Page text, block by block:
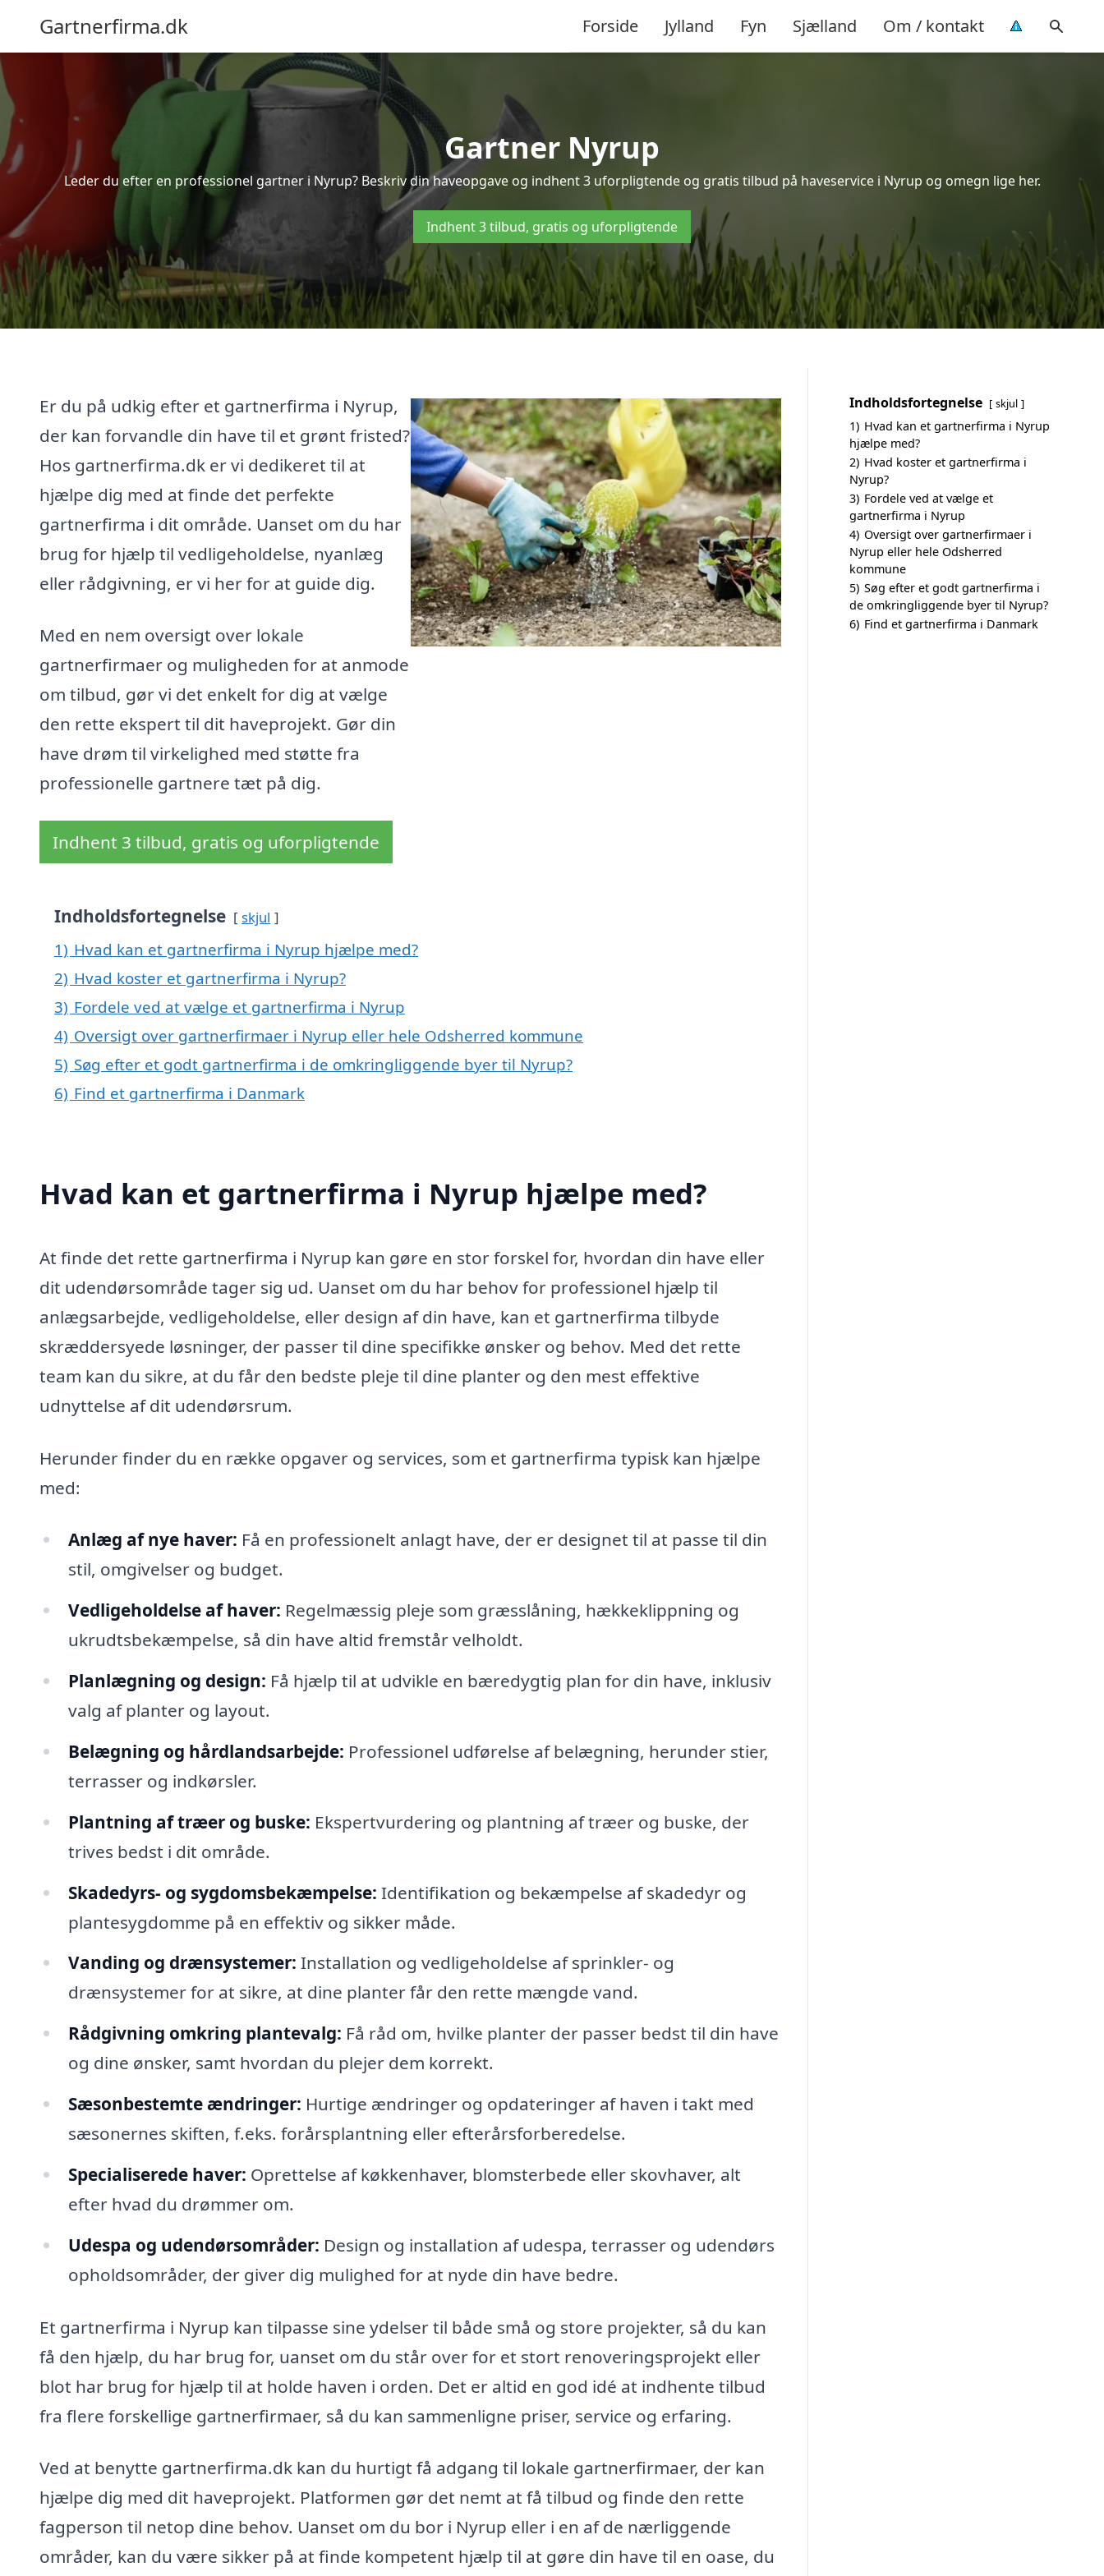
Gartnerfirma.dk Forside Jylland Fyn Sjælland Om / kontakt
Gartner Nyrup
Leder du efter en professionel gartner i Nyrup? Beskriv din haveopgave og indhent 3 uforpligtende og gratis tilbud på haveservice i Nyrup og omegn lige her.
Indhent 3 tilbud, gratis og uforpligtende
Er du på udkig efter et gartnerfirma i Nyrup,
der kan forvandle din have til et grønt fristed?
Hos gartnerfirma.dk er vi dedikeret til at
hjælpe dig med at finde det perfekte
gartnerfirma i dit område. Uanset om du har
brug for hjælp til vedligeholdelse, nyanlæg
eller rådgivning, er vi her for at guide dig.
Med en nem oversigt over lokale
gartnerfirmaer og muligheden for at anmode
om tilbud, gør vi det enkelt for dig at vælge
den rette ekspert til dit haveprojekt. Gør din
have drøm til virkelighed med støtte fra
professionelle gartnere tæt på dig.
Indhent 3 tilbud, gratis og uforpligtende
Indholdsfortegnelse skjul
1) Hvad kan et gartnerfirma i Nyrup hjælpe med?
2) Hvad koster et gartnerfirma i Nyrup?
3) Fordele ved at vælge et gartnerfirma i Nyrup
4) Oversigt over gartnerfirmaer i Nyrup eller hele Odsherred kommune
5) Søg efter et godt gartnerfirma i de omkringliggende byer til Nyrup?
6) Find et gartnerfirma i Danmark
Hvad kan et gartnerfirma i Nyrup hjælpe med?
At finde det rette gartnerfirma i Nyrup kan gøre en stor forskel for, hvordan din have eller
dit udendørsområde tager sig ud. Uanset om du har behov for professionel hjælp til
anlægsarbejde, vedligeholdelse, eller design af din have, kan et gartnerfirma tilbyde
skræddersyede løsninger, der passer til dine specifikke ønsker og behov. Med det rette
team kan du sikre, at du får den bedste pleje til dine planter og den mest effektive
udnyttelse af dit udendørsrum.
Herunder finder du en række opgaver og services, som et gartnerfirma typisk kan hjælpe
med:
Anlæg af nye haver: Få en professionelt anlagt have, der er designet til at passe til din
stil, omgivelser og budget.
Vedligeholdelse af haver: Regelmæssig pleje som græsslåning, hækkeklippning og
ukrudtsbekæmpelse, så din have altid fremstår velholdt.
Planlægning og design: Få hjælp til at udvikle en bæredygtig plan for din have, inklusiv
valg af planter og layout.
Belægning og hårdlandsarbejde: Professionel udførelse af belægning, herunder stier,
terrasser og indkørsler.
Plantning af træer og buske: Ekspertvurdering og plantning af træer og buske, der
trives bedst i dit område.
Skadedyrs- og sygdomsbekæmpelse: Identifikation og bekæmpelse af skadedyr og
plantesygdomme på en effektiv og sikker måde.
Vanding og drænsystemer: Installation og vedligeholdelse af sprinkler- og
drænsystemer for at sikre, at dine planter får den rette mængde vand.
Rådgivning omkring plantevalg: Få råd om, hvilke planter der passer bedst til din have
og dine ønsker, samt hvordan du plejer dem korrekt.
Sæsonbestemte ændringer: Hurtige ændringer og opdateringer af haven i takt med
sæsonernes skiften, f.eks. forårsplantning eller efterårsforberedelse.
Specialiserede haver: Oprettelse af køkkenhaver, blomsterbede eller skovhaver, alt
efter hvad du drømmer om.
Udespa og udendørsområder: Design og installation af udespa, terrasser og udendørs
opholdsområder, der giver dig mulighed for at nyde din have bedre.
Et gartnerfirma i Nyrup kan tilpasse sine ydelser til både små og store projekter, så du kan
få den hjælp, du har brug for, uanset om du står over for et stort renoveringsprojekt eller
blot har brug for hjælp til at holde haven i orden. Det er altid en god idé at indhente tilbud
fra flere forskellige gartnerfirmaer, så du kan sammenligne priser, service og erfaring.
Ved at benytte gartnerfirma.dk kan du hurtigt få adgang til lokale gartnerfirmaer, der kan
hjælpe dig med dit haveprojekt. Platformen gør det nemt at få tilbud og finde den rette
fagperson til netop dine behov. Uanset om du bor i Nyrup eller i en af de nærliggende
områder, kan du være sikker på at finde kompetent hjælp til at gøre din have til en oase, du
Indholdsfortegnelse skjul
1) Hvad kan et gartnerfirma i Nyrup
hjælpe med?
2) Hvad koster et gartnerfirma i
Nyrup?
3) Fordele ved at vælge et
gartnerfirma i Nyrup
4) Oversigt over gartnerfirmaer i
Nyrup eller hele Odsherred
kommune
5) Søg efter et godt gartnerfirma i
de omkringliggende byer til Nyrup?
6) Find et gartnerfirma i Danmark